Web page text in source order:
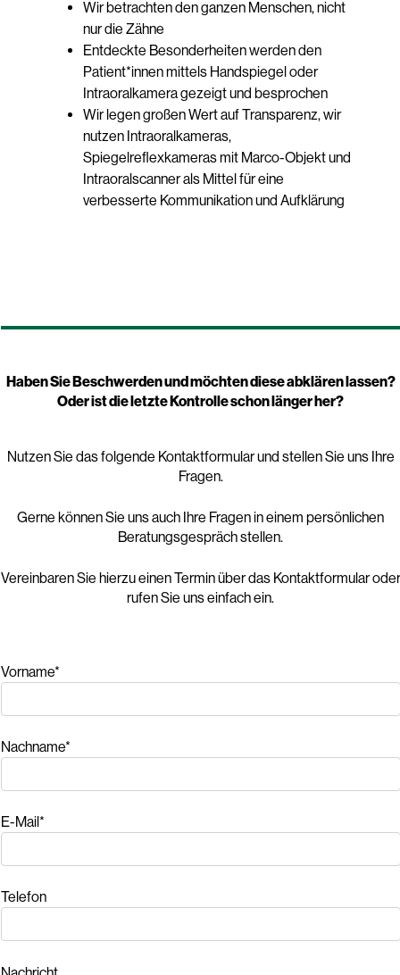
Wir betrachten den ganzen Menschen, nicht
nur die Zähne
Entdeckte Besonderheiten werden den
Patient*innen mittels Handspiegel oder
Intraoralkamera gezeigt und besprochen
Wir legen großen Wert auf Transparenz, wir
nutzen Intraoralkameras,
Spiegelreflexkameras mit Marco-Objekt und
Intraoralscanner als Mittel für eine
verbesserte Kommunikation und Aufklärung
Haben Sie Beschwerden und möchten diese abklären lassen?
Oder ist die letzte Kontrolle schon länger her?
Nutzen Sie das folgende Kontaktformular und stellen Sie uns Ihre
Fragen.
Gerne können Sie uns auch Ihre Fragen in einem persönlichen
Beratungsgespräch stellen.
Vereinbaren Sie hierzu einen Termin über das Kontaktformular oder
rufen Sie uns einfach ein.
Vorname*
Nachname*
E-Mail*
Telefon